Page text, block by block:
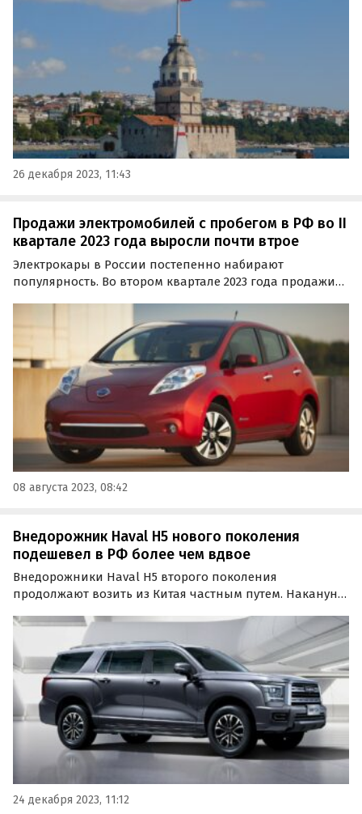
26 декабря 2023, 11:43
Продажи электромобилей с пробегом в РФ во II
квартале 2023 года выросли почти втрое
Электрокары в России постепенно набирают
популярность. Во втором квартале 2023 года продажи
выросли на 182,5% по сравнению с аналогичным
периодом прошлого года, сообщают «Автоновости
дня» со ссылкой на…
08 августа 2023, 08:42
Внедорожник Haval H5 нового поколения
подешевел в РФ более чем вдвое
Внедорожники Haval H5 второго поколения
продолжают возить из Китая частным путем. Накануне
просили 5 300 000 рублей, то сейчас самый дешевый
экземпляр выставлен на продажу за 2 600 000 рублей…
24 декабря 2023, 11:12